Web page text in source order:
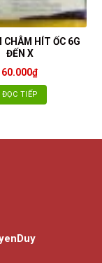
CHÂM HÍT ỐC 6G
ĐẾN X
60.000₫
ĐỌC TIẾP